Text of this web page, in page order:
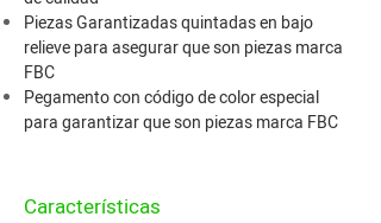
Piezas Garantizadas quintadas en bajo
relieve para asegurar que son piezas marca
FBC
Pegamento con código de color especial
para garantizar que son piezas marca FBC
Características